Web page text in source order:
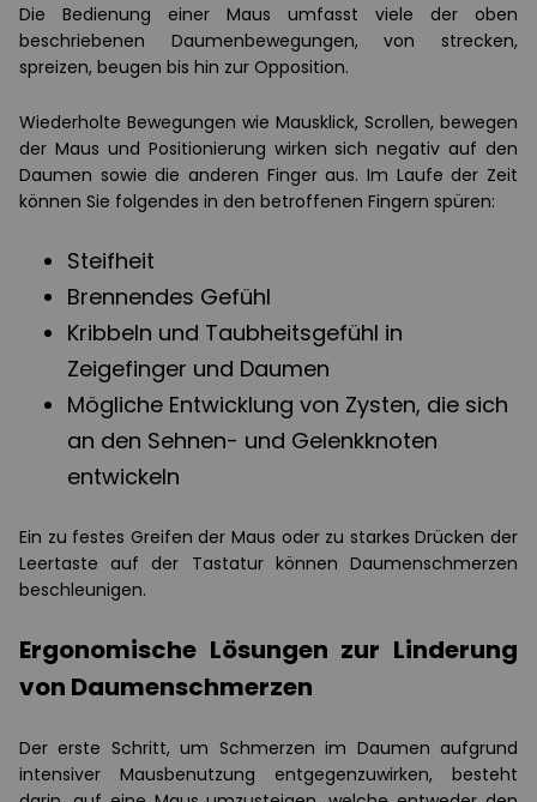
Die Bedienung einer Maus umfasst viele der oben
beschriebenen Daumenbewegungen, von strecken,
spreizen, beugen bis hin zur Opposition.
Wiederholte Bewegungen wie Mausklick, Scrollen, bewegen
der Maus und Positionierung wirken sich negativ auf den
Daumen sowie die anderen Finger aus. Im Laufe der Zeit
können Sie folgendes in den betroffenen Fingern spüren:
Steifheit
Brennendes Gefühl
Kribbeln und Taubheitsgefühl in
Zeigefinger und Daumen
Mögliche Entwicklung von Zysten, die sich
an den Sehnen- und Gelenkknoten
entwickeln
Ein zu festes Greifen der Maus oder zu starkes Drücken der
Leertaste auf der Tastatur können Daumenschmerzen
beschleunigen.
Ergonomische Lösungen zur Linderung
von Daumenschmerzen
Der erste Schritt, um Schmerzen im Daumen aufgrund
intensiver Mausbenutzung entgegenzuwirken, besteht